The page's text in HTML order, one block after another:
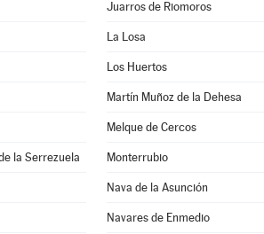
Juarros de Riomoros
La Losa
Los Huertos
Martín Muñoz de la Dehesa
Melque de Cercos
la Serrezuela Monterrubio
Nava de la Asunción
Navares de Enmedio